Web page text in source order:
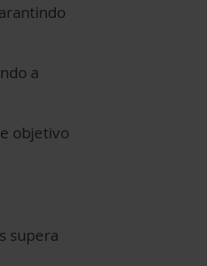
a
objetivo
supera